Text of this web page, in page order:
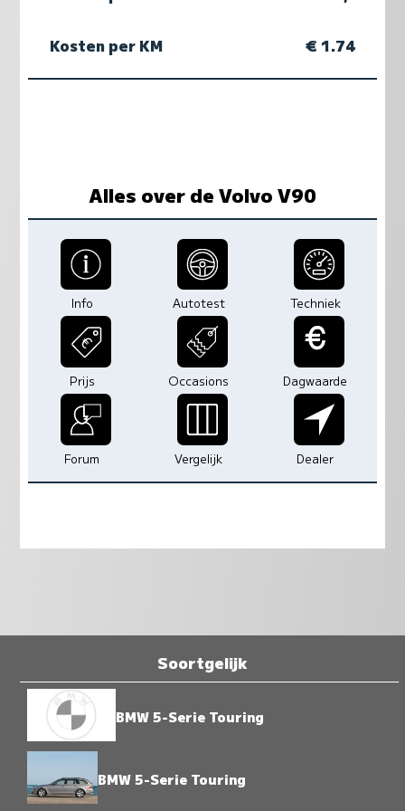
Kosten per KM € 1.74
Alles over de Volvo V90
Info Autotest Techniek
Prijs Occasions Dagwaarde
Forum Vergelijk Dealer
Soortgelijk
BMW 5-Serie Touring
BMW 5-Serie Touring